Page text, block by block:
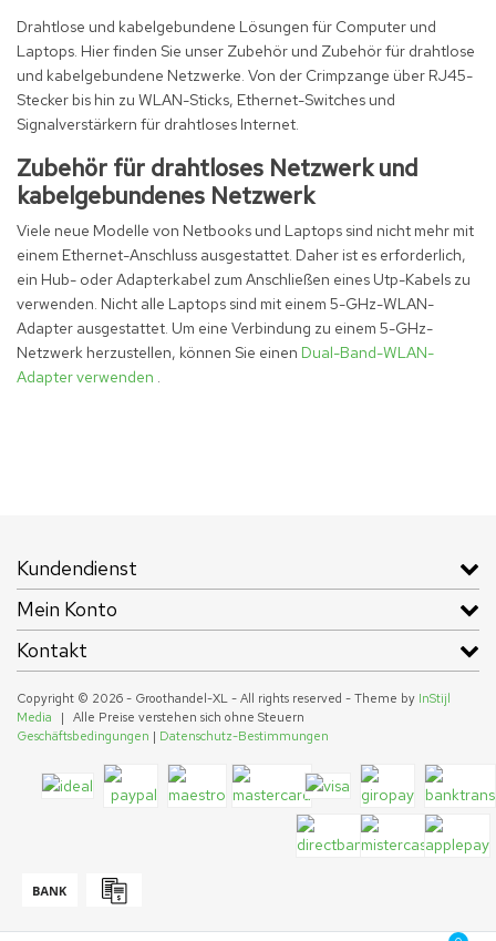
Drahtlose und kabelgebundene Lösungen für Computer und
Laptops. Hier finden Sie unser Zubehör und Zubehör für drahtlose
und kabelgebundene Netzwerke. Von der Crimpzange über RJ45-
Stecker bis hin zu WLAN-Sticks, Ethernet-Switches und
Signalverstärkern für drahtloses Internet.
Zubehör für drahtloses Netzwerk und
kabelgebundenes Netzwerk
Viele neue Modelle von Netbooks und Laptops sind nicht mehr mit
einem Ethernet-Anschluss ausgestattet. Daher ist es erforderlich,
ein Hub- oder Adapterkabel zum Anschließen eines Utp-Kabels zu
verwenden. Nicht alle Laptops sind mit einem 5-GHz-WLAN-
Adapter ausgestattet. Um eine Verbindung zu einem 5-GHz-
Netzwerk herzustellen, können Sie einen Dual-Band-WLAN-
Adapter verwenden .
Kundendienst
Mein Konto
Kontakt
Copyright © 2026 - Groothandel-XL - All rights reserved - Theme by InStijl
Media
|
Alle Preise verstehen sich ohne Steuern
Geschäftsbedingungen | Datenschutz-Bestimmungen